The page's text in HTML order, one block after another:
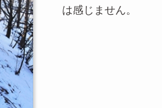
は感じません。